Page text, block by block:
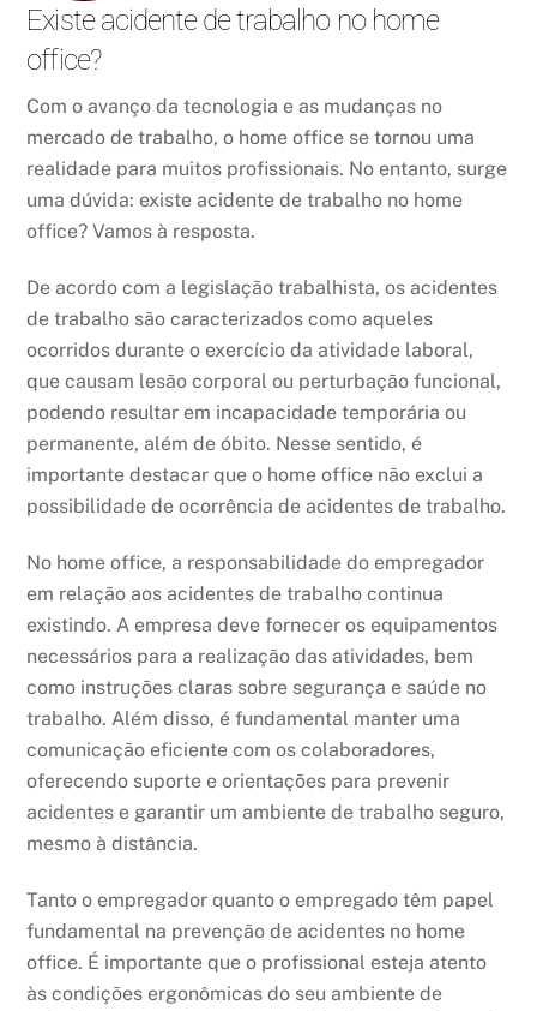
Existe acidente de trabalho no home
office?
Com o avanço da tecnologia e as mudanças no
mercado de trabalho, o home office se tornou uma
realidade para muitos profissionais. No entanto, surge
uma dúvida: existe acidente de trabalho no home
office? Vamos à resposta.
De acordo com a legislação trabalhista, os acidentes
de trabalho são caracterizados como aqueles
ocorridos durante o exercício da atividade laboral,
que causam lesão corporal ou perturbação funcional,
podendo resultar em incapacidade temporária ou
permanente, além de óbito. Nesse sentido, é
importante destacar que o home office não exclui a
possibilidade de ocorrência de acidentes de trabalho.
No home office, a responsabilidade do empregador
em relação aos acidentes de trabalho continua
existindo. A empresa deve fornecer os equipamentos
necessários para a realização das atividades, bem
como instruções claras sobre segurança e saúde no
trabalho. Além disso, é fundamental manter uma
comunicação eficiente com os colaboradores,
oferecendo suporte e orientações para prevenir
acidentes e garantir um ambiente de trabalho seguro,
mesmo à distância.
Tanto o empregador quanto o empregado têm papel
fundamental na prevenção de acidentes no home
office. É importante que o profissional esteja atento
às condições ergonômicas do seu ambiente de